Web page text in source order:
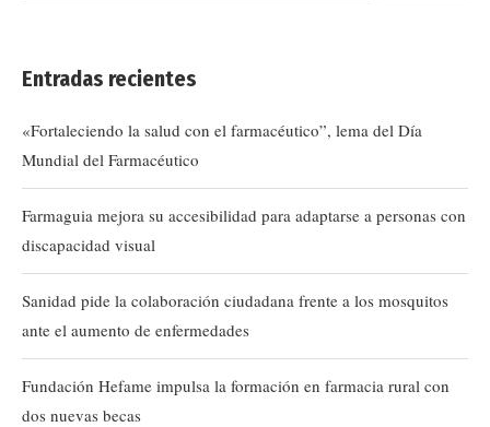
Entradas recientes
«Fortaleciendo la salud con el farmacéutico”, lema del Día
Mundial del Farmacéutico
Farmaguia mejora su accesibilidad para adaptarse a personas con
discapacidad visual
Sanidad pide la colaboración ciudadana frente a los mosquitos
ante el aumento de enfermedades
Fundación Hefame impulsa la formación en farmacia rural con
dos nuevas becas